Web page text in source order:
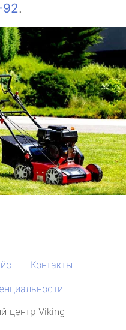
.
Контакты
центр Viking